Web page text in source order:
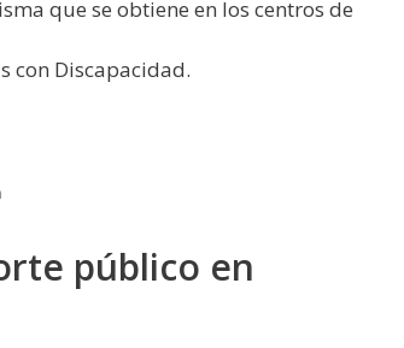
que se obtiene en los centros de
con Discapacidad.
público en